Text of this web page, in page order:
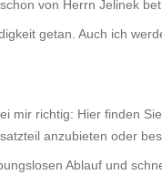
von Herrn Jelinek
getan. Auch ich
mir richtig: Hier finden
anzubieten oder
Ablauf und